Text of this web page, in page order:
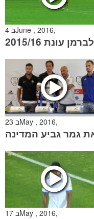
4 בJune , 2016,
23 בMay , 2016,
17 בMay , 2016,